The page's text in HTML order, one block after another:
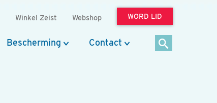
Winkel Zeist Webshop WORD LID
Bescherming Contact